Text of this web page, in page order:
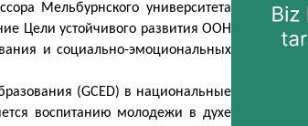
Мельбурнского университета
Цели устойчивого развития ООН
и социально-эмоциональных
(GCED) в национальные
воспитанию молодежи в духе